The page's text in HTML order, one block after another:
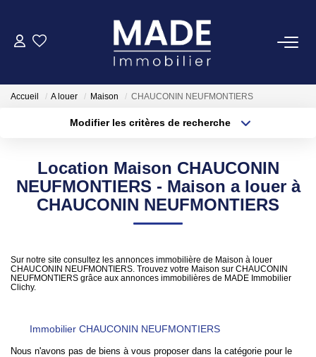
ACHETER
FAIRE GÉRER
Qui Sommes-Nous
Accueil A louer Maison CHAUCONIN NEUFMONTIERS
Modifier les critères de recherche
Appartement
Type de bien
Surface min
Location Maison CHAUCONIN
NEUFMONTIERS - Maison a louer à
CHAUCONIN NEUFMONTIERS
Sur notre site consultez les annonces immobilière de Maison à louer
CHAUCONIN NEUFMONTIERS. Trouvez votre Maison sur CHAUCONIN
NEUFMONTIERS grâce aux annonces immobilières de MADE Immobilier
Clichy.
Immobilier CHAUCONIN NEUFMONTIERS
Nous n'avons pas de biens à vous proposer dans la catégorie pour le